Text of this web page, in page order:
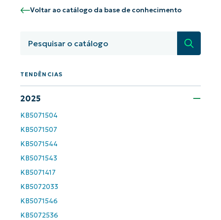
Voltar ao catálogo da base de conhecimento
TENDÊNCIAS
2025
KB5071504
KB5071507
KB5071544
KB5071543
KB5071417
KB5072033
KB5071546
KB5072536
email*
name*